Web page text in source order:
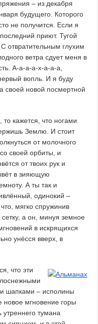
– из декабря
будущего. Которого
не получится. Если я
приют. Тугой
отвратительным глухим
ветра сдует меня в
А-а-а-а-х-а-а-а,
вопль. И я буду
своей новой посмертной
то кажется, что ногами
Землю. И стоит
от молочного
своей орбиты, и
от твоих рук и
в зияющую
А ты так и
одинокий –
мягко спружинив
а он, минуя земное
в искрящихся
унёсся вверх, в
что эти
шапками – исполины
мгновение горы
тумана